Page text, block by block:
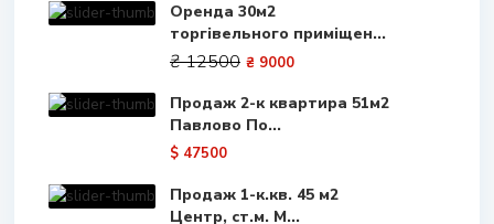
Оренда 30м2
торгівельного приміщен...
₴ 12500 ₴ 9000
Продаж 2-к квартира 51м2
Павлово По...
$ 47500
Продаж 1-к.кв. 45 м2
Центр, ст.м. М...